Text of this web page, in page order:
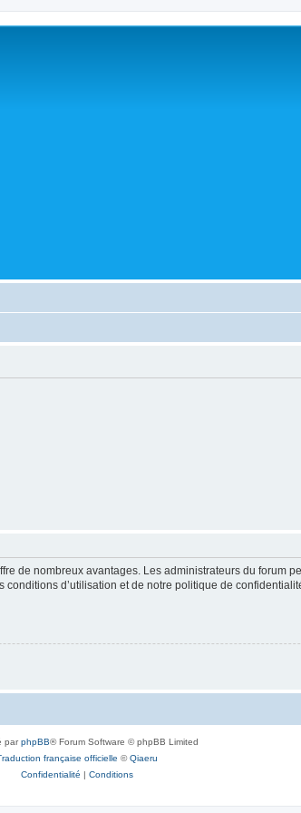
de nombreux avantages. Les administrateurs du forum
d’utilisation et de notre politique de
parphpBB® Forum Software © phpBB Limited
française officielle ©Qiaeru
Confidentialité | Conditions